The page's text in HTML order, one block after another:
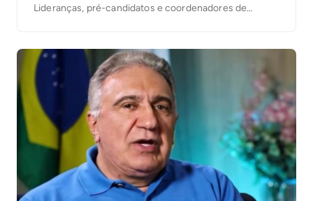
Lideranças, pré-candidatos e coordenadores de
prefeitos, ex-prefeitos, vereadores e lideranças
municipais que vinham acompanhando seu projeto
eleitoral. […]